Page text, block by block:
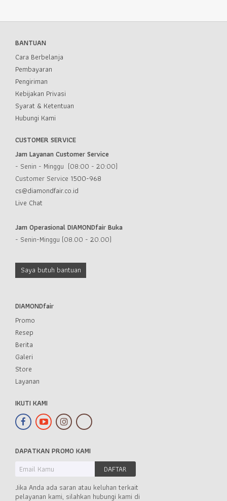
BANTUAN
Cara Berbelanja
Pembayaran
Pengiriman
Kebijakan Privasi
Syarat & Ketentuan
Hubungi Kami
CUSTOMER SERVICE
Jam Layanan Customer Service
- Senin - Minggu (08:00 - 20:00)
Customer Service 1500-968
cs@diamondfair.co.id
Live Chat
Jam Operasional DIAMONDfair Buka
- Senin-Minggu (08.00 - 20.00)
Saya butuh bantuan
DIAMONDfair
Promo
Resep
Berita
Galeri
Store
Layanan
IKUTI KAMI
DAPATKAN PROMO KAMI
Jika Anda ada saran atau keluhan terkait
pelayanan kami, silahkan hubungi kami di